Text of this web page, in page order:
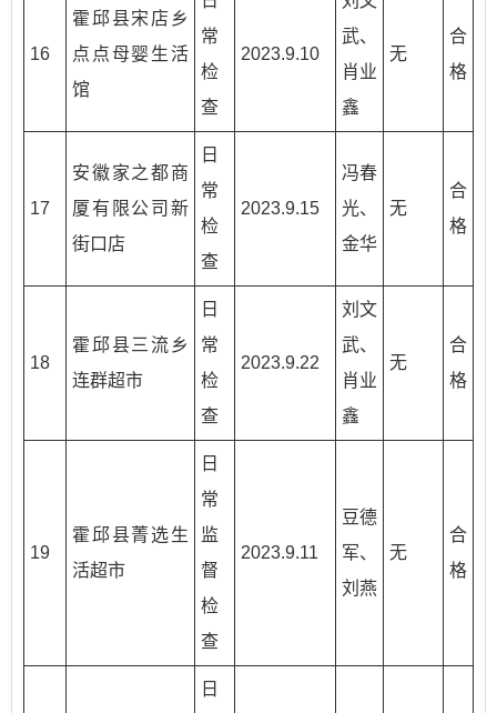
16
霍邱县宋店乡
点点母婴生活
馆
常
检
查
2023.9.10
武、
肖业
鑫
无
合
格
17
安徽家之都商
厦有限公司新
街口店
日
常
检
查
2023.9.15
冯春
光、
金华
无
合
格
18
霍邱县三流乡
连群超市
日
常
检
查
2023.9.22
刘文
武、
肖业
鑫
无
合
格
19
霍邱县菁选生
活超市
日
常
监
督
检
查
2023.9.11
豆德
军、
刘燕
无
合
格
日